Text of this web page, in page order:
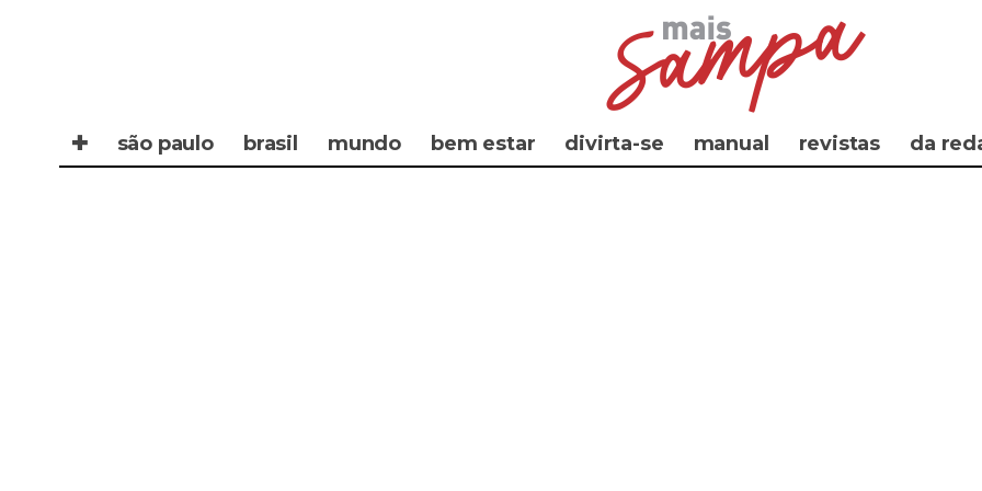
✚ são paulo brasil mundo bem estar divirta-se manual revistas da